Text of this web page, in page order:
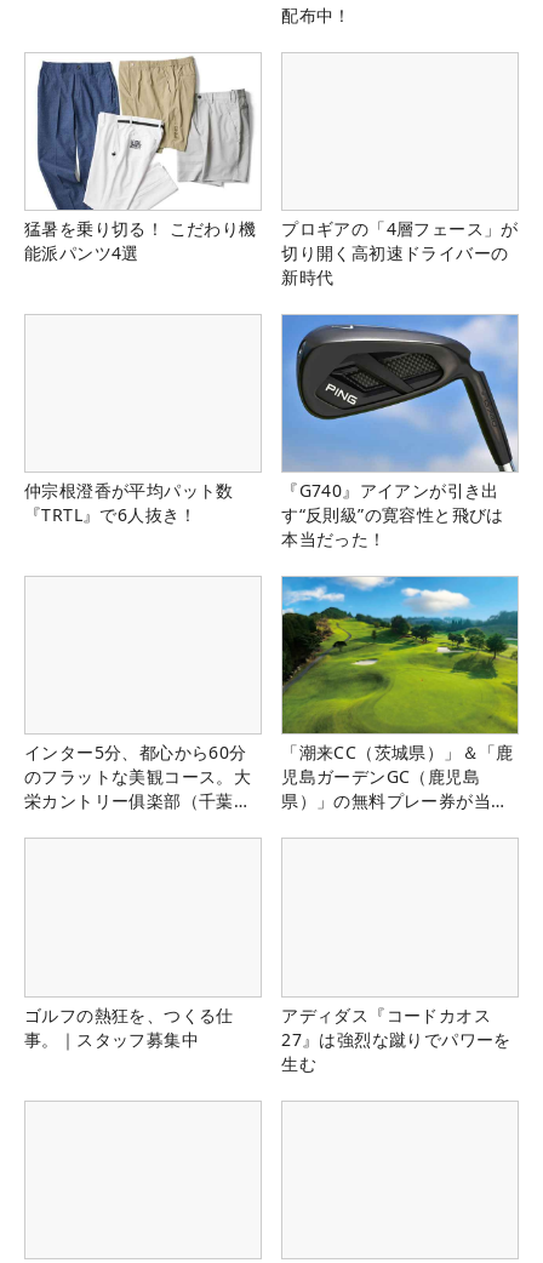
配布中！
猛暑を乗り切る！ こだわり機
能派パンツ4選
プロギアの「4層フェース」が
切り開く高初速ドライバーの
新時代
仲宗根澄香が平均パット数
『TRTL』で6人抜き！
『G740』アイアンが引き出
す“反則級”の寛容性と飛びは
本当だった！
インター5分、都心から60分
のフラットな美観コース。大
栄カントリー俱楽部（千葉
「潮来CC（茨城県）」＆「鹿
児島ガーデンGC（鹿児島
県）」の無料プレー券が当た
ゴルフの熱狂を、つくる仕
事。｜スタッフ募集中
アディダス『コードカオス
27』は強烈な蹴りでパワーを
生む